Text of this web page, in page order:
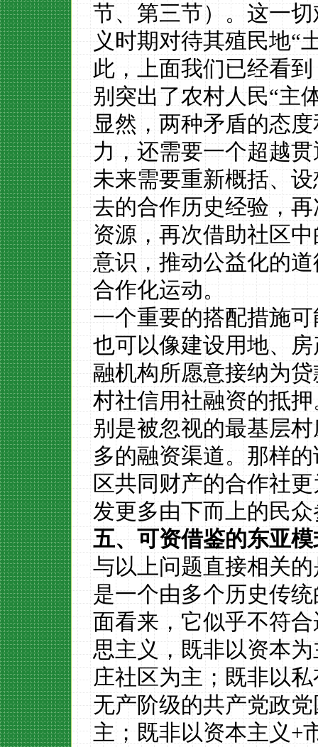
节、第三节）。这一
义时期对待其殖民地“
此，上面我们已经看
别突出了农村人民“主
显然，两种矛盾的态
力，还需要一个超越
未来需要重新概括、
去的合作历史经验，
资源，再次借助社区
意识，推动公益化的
合作化运动。
一个重要的搭配措施
也可以像建设用地、
融机构所愿意接纳为
村社信用社融资的抵押
别是被忽视的最基层
多的融资渠道。那样
区共同财产的合作社
发更多由下而上的民
五、可资借鉴的东亚
与以上问题直接相关的
是一个由多个历史传
面看来，它似乎不符
思主义，既非以资本
庄社区为主；既非以
无产阶级的共产党政
主；既非以资本主义+